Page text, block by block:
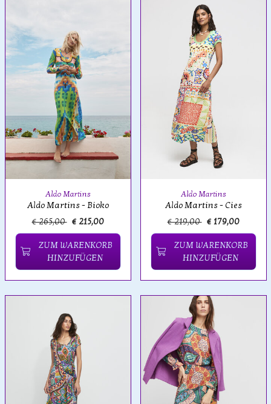
Aldo Martins
Aldo Martins - Bioko
€ 265,00 € 215,00
ZUM WARENKORB
HINZUFÜGEN
Aldo Martins
Aldo Martins - Cies
€ 219,00 € 179,00
ZUM WARENKORB
HINZUFÜGEN